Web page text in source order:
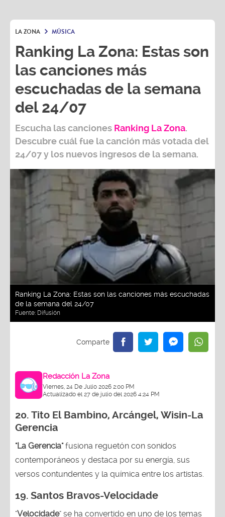
LA ZONA MÚSICA
Ranking La Zona: Estas son
las canciones más
escuchadas de la semana
del 24/07
Escucha las canciones Ranking La Zona.
Descubre cuál fue la canción más votada del
24/07y los nuevos ingresos de la semana.
Ranking La Zona: Estas son las canciones más escuchadas
de la semana del 24/07
Fuente: Difusión
Redacción La Zona
Viernes, 24 De Julio 2026 2:00 PM
Actualizado el 27 de julio del 2026 4:24 PM
20. Tito El Bambino, Arcángel, Wisin-La
Gerencia
"La Gerencia"fusiona reguetón con sonidos
contemporáneos y destaca por su energía, sus
versos contundentes y la química entre los artistas.
19. Santos Bravos-Velocidade
"Velocidade" se ha convertido en uno de los temas